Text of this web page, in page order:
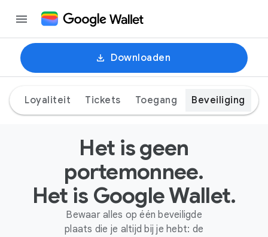
Downloaden
Loyaliteit Tickets Toegang Beveiliging
Het is geen
portemonnee.
Het is Google Wallet.
Bewaar alles op één beveiligde
plaats die je altijd bij je hebt: de